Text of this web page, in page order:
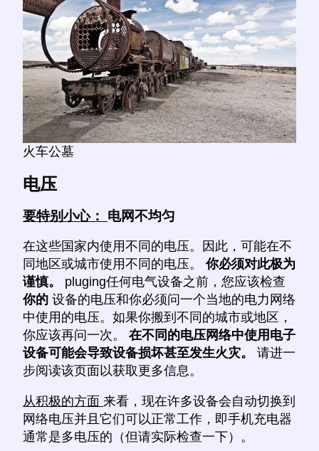
火车公墓
电压
要特别小心： 电网不均匀
在这些国家内使用不同的电压。因此，可能在不
同地区或城市使用不同的电压。你必须对此极为
谨慎。 pluging任何电气设备之前，您应该检查
你的 设备的电压和你必须问一个当地的电力网络
中使用的电压。如果你搬到不同的城市或地区，
你应该再问一次。 在不同的电压网络中使用电子
设备可能会导致设备损坏甚至发生火灾。 请进一
步阅读该页面以获取更多信息。
从积极的方面 来看，现在许多设备会自动切换到
网络电压并且它们可以正常工作，即手机充电器
通常是多电压的（但请实际检查一下）。